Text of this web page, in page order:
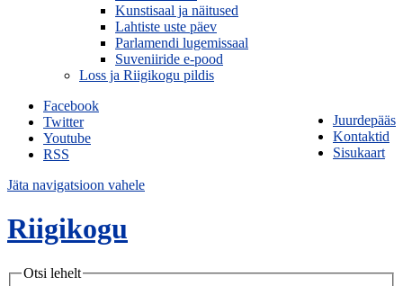
Kunstisaal ja näitused
Lahtiste uste päev
Parlamendi lugemissaal
Suveniiride e-pood
Loss ja Riigikogu pildis
Juurdepääs
Kontaktid
Sisukaart
Facebook
Twitter
Youtube
RSS
Jäta navigatsioon vahele
Riigikogu
Otsi lehelt